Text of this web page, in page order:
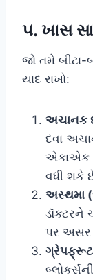
૫. ખાસ
જો તમે બીટા-
યાદ રાખો:
અચાનક
દવા
એકાએક
વધી શકે
અસ્થમા
ડૉક્ટરને
પર અસર